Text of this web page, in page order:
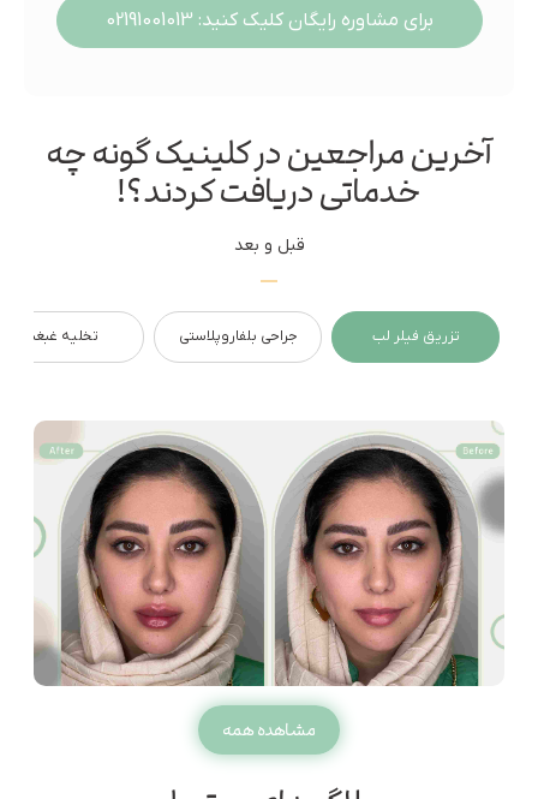
برای مشاوره رایگان کلیک کنید: 02191001013
آخرین مراجعین در کلینیک گونه چه
خدماتی دریافت کردند؟!
قبل و بعد
تزریق فیلر لب جراحی بلفاروپلاستی تخلیه غبغب
مشاهده همه